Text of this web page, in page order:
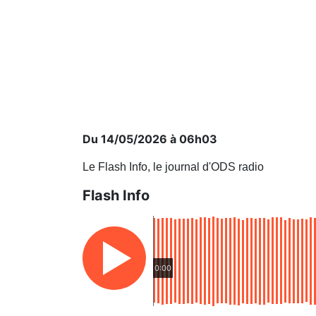
Du 14/05/2026 à 06h03
Le Flash Info, le journal d'ODS radio
Flash Info
0:00